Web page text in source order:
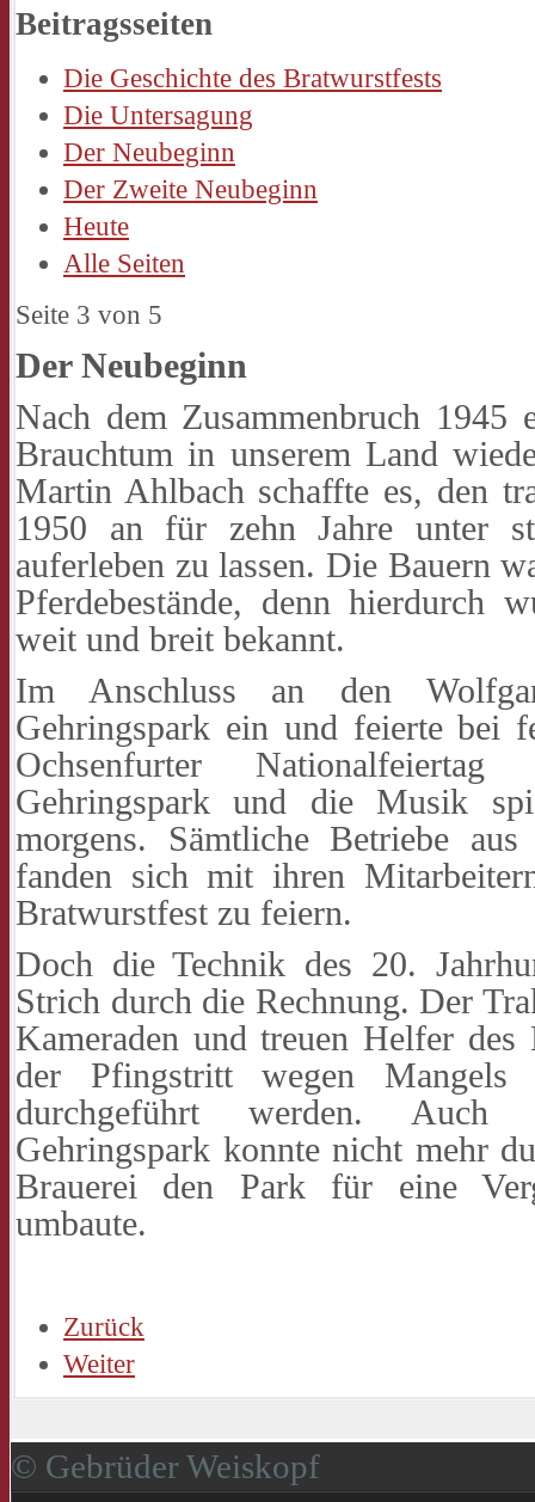
Beitragsseiten
Die Geschichte des Bratwurstfests
Die Untersagung
Der Neubeginn
Der Zweite Neubeginn
Heute
Alle Seiten
Seite 3 von 5
Der Neubeginn
Nach dem Zusammenbruch 1945
Brauchtum in unserem Land
Martin Ahlbach schaffte es, den
1950 an für zehn Jahre unter
auferleben zu lassen. Die Bauern
Pferdebestände, denn hierdurch
weit und breit bekannt.
Im Anschluss an den
Gehringspark ein und feierte bei
Ochsenfurter
Gehringspark und die Musik
morgens. Sämtliche Betriebe
fanden sich mit ihren
Bratwurstfest zu feiern.
Doch die Technik des 20.
Strich durch die Rechnung. Der
Kameraden und treuen Helfer
der Pfingstritt wegen
durchgeführt werden.
Gehringspark konnte nicht mehr
Brauerei den Park für eine
umbaute.
Zurück
Weiter
© Gebrüder Weiskopf